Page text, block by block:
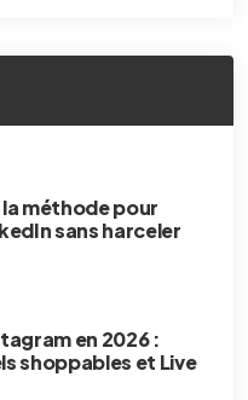
méthode pour
sans harceler
en 2026 :
shoppables et Live